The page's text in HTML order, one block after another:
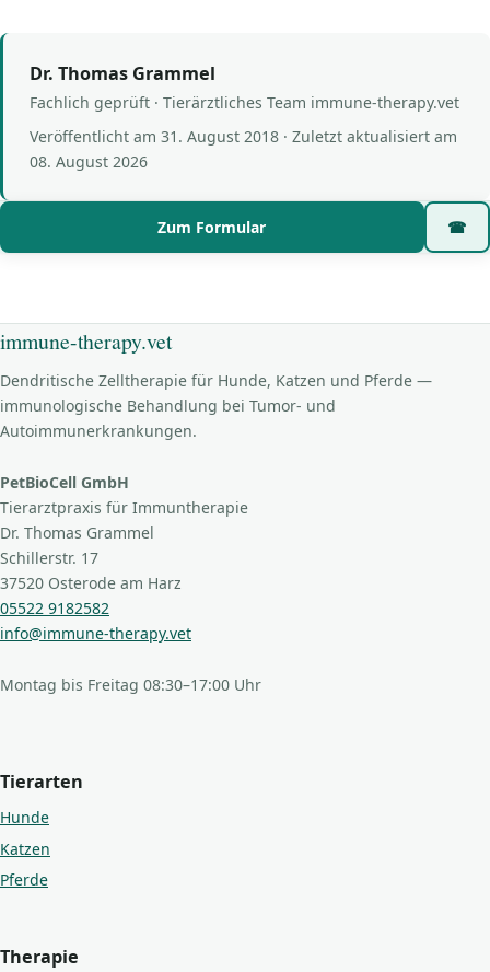
Dr. Thomas Grammel
Fachlich geprüft · Tierärztliches Team immune-therapy.vet
Veröffentlicht am 31. August 2018 · Zuletzt aktualisiert am
08. August 2026
Zum Formular ☎
immune-therapy.vet
Dendritische Zelltherapie für Hunde, Katzen und Pferde —
immunologische Behandlung bei Tumor- und
Autoimmunerkrankungen.
PetBioCell GmbH
Tierarztpraxis für Immuntherapie
Dr. Thomas Grammel
Schillerstr. 17
37520 Osterode am Harz
05522 9182582
info@immune-therapy.vet
Montag bis Freitag 08:30–17:00 Uhr
Tierarten
Hunde
Katzen
Pferde
Therapie